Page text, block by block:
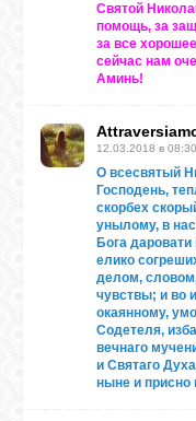
Святой
помощь, за
за все
сейчас нам
Аминь!
12.03.2018 в 08:30
О всесвятый
Господень,
скорбех
унылому, в
Бога
елико
делом,
чувствы; и во
окаянному,
Содетеля,
вечнаго
и Святаго
ныне и присно